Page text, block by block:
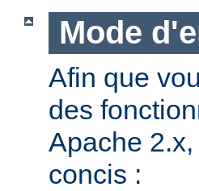
Mode
Afin que
des
Apache
concis :